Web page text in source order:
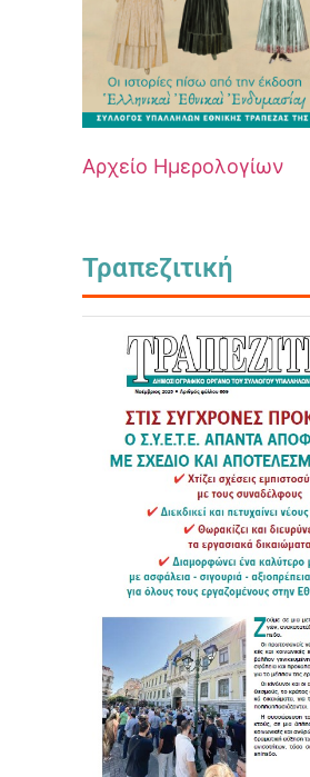
Αρχείο Ημερολογίων
Τραπεζιτική